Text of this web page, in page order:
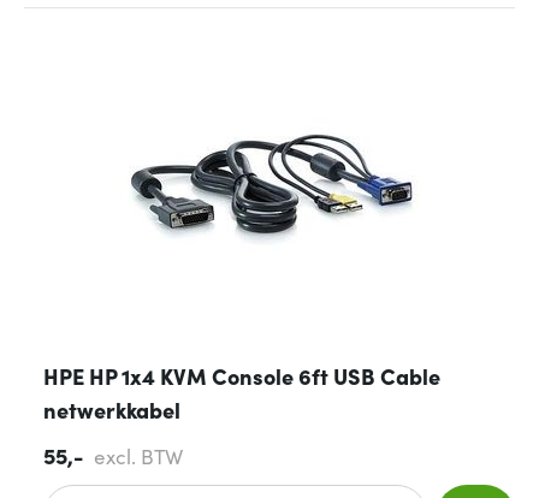
HPE HP 1x4 KVM Console 6ft USB Cable
netwerkkabel
55,- excl. BTW